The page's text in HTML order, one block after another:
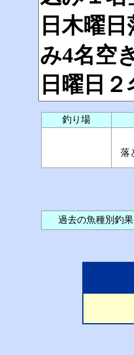
日木曜
み4名空
日曜日２
釣り場
落
過去の魚種別釣果